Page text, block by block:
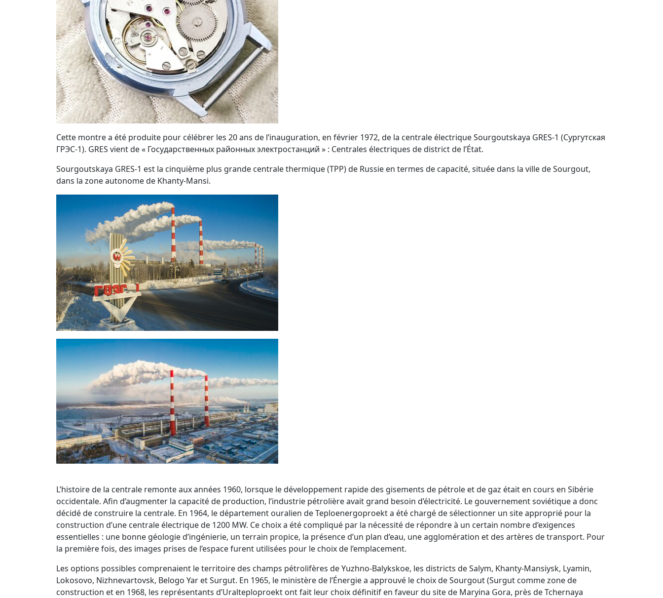
Cette montre a été produite pour célébrer les 20 ans de l’inauguration, en février 1972, de la centrale électrique Sourgoutskaya GRES-1 (Сургутская
ГРЭС-1). GRES vient de « Государственных районных электростанций » : Centrales électriques de district de l’État.
Sourgoutskaya GRES-1 est la cinquième plus grande centrale thermique (TPP) de Russie en termes de capacité, située dans la ville de Sourgout,
dans la zone autonome de Khanty-Mansi.
L’histoire de la centrale remonte aux années 1960, lorsque le développement rapide des gisements de pétrole et de gaz était en cours en Sibérie
occidentale. Afin d’augmenter la capacité de production, l’industrie pétrolière avait grand besoin d’électricité. Le gouvernement soviétique a donc
décidé de construire la centrale. En 1964, le département ouralien de Teploenergoproekt a été chargé de sélectionner un site approprié pour la
construction d’une centrale électrique de 1200 MW. Ce choix a été compliqué par la nécessité de répondre à un certain nombre d’exigences
essentielles : une bonne géologie d’ingénierie, un terrain propice, la présence d’un plan d’eau, une agglomération et des artères de transport. Pour
la première fois, des images prises de l’espace furent utilisées pour le choix de l’emplacement.
Les options possibles comprenaient le territoire des champs pétrolifères de Yuzhno-Balykskoe, les districts de Salym, Khanty-Mansiysk, Lyamin,
Lokosovo, Nizhnevartovsk, Belogo Yar et Surgut. En 1965, le ministère de l’Énergie a approuvé le choix de Sourgout (Surgut comme zone de
construction et en 1968, les représentants d’Uralteploproekt ont fait leur choix définitif en faveur du site de Maryina Gora, près de Tchernaya